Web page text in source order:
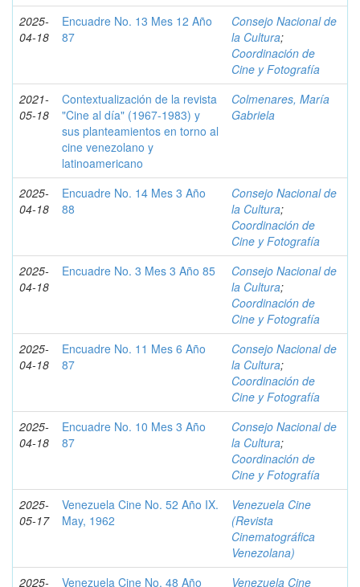
2025-
04-18
Encuadre No. 13 Mes 12 Año
87
Consejo Nacional de
la Cultura;
Coordinación de
Cine y Fotografía
2021-
05-18
Contextualización de la revista
"Cine al día" (1967-1983) y
sus planteamientos en torno al
cine venezolano y
latinoamericano
Colmenares, María
Gabriela
2025-
04-18
Encuadre No. 14 Mes 3 Año
88
Consejo Nacional de
la Cultura;
Coordinación de
Cine y Fotografía
2025-
04-18
Encuadre No. 3 Mes 3 Año 85
Consejo Nacional de
la Cultura;
Coordinación de
Cine y Fotografía
2025-
04-18
Encuadre No. 11 Mes 6 Año
87
Consejo Nacional de
la Cultura;
Coordinación de
Cine y Fotografía
2025-
04-18
Encuadre No. 10 Mes 3 Año
87
Consejo Nacional de
la Cultura;
Coordinación de
Cine y Fotografía
2025-
05-17
Venezuela Cine No. 52 Año IX.
May, 1962
Venezuela Cine
(Revista
Cinematográfica
Venezolana)
2025-
Venezuela Cine No. 48 Año Venezuela Cine